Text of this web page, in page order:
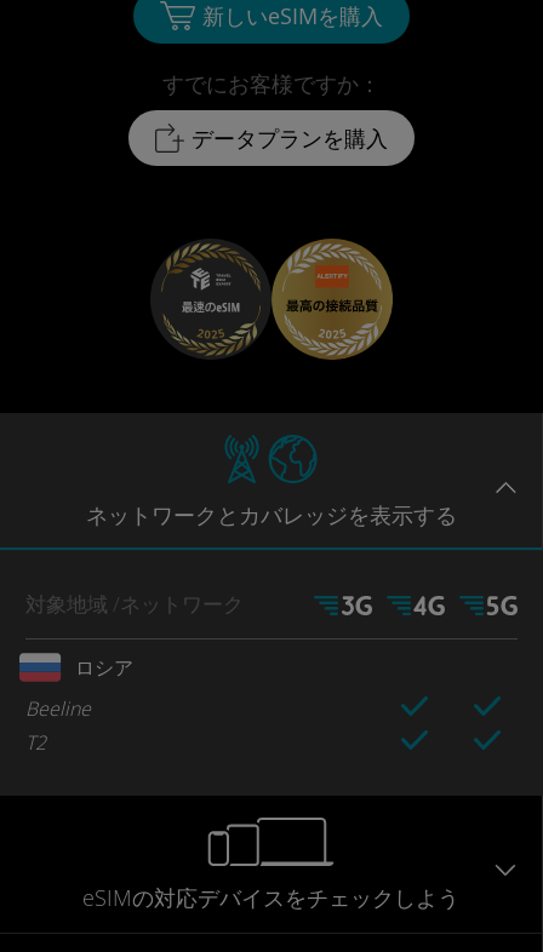
すでにお客様ですか：
データプランを購入
新しいeSIMを購入
ネットワークとカバレッジを表示する
対象地域 /ネットワーク
ロシア
Beeline
T2
eSIMの対応デバイスをチェックしよう